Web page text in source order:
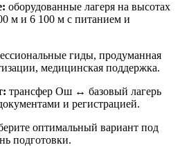
оборудованные лагеря на высотах
м и 6 100 м с питанием и
гиды, продуманная
медицинская поддержка.
трансфер Ош ↔ базовый лагерь
и регистрацией.
оптимальный вариант под
подготовки.